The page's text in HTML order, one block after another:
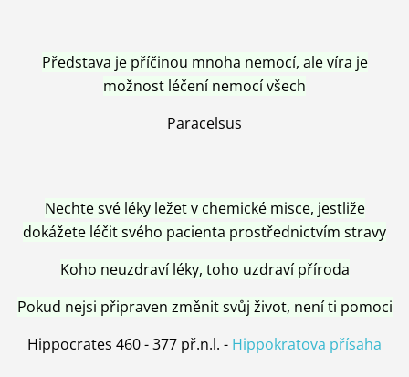
Představa je příčinou mnoha nemocí, ale víra je
možnost léčení nemocí všech
Paracelsus
Nechte své léky ležet v chemické misce, jestliže
dokážete léčit svého pacienta prostřednictvím stravy
Koho neuzdraví léky, toho uzdraví příroda
Pokud nejsi připraven změnit svůj život, není ti pomoci
Hippocrates 460 - 377 př.n.l. - Hippokratova přísaha